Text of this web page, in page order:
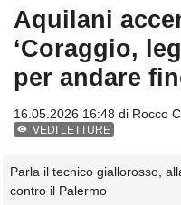
Aquilani
‘Coraggio,
per andare
16.05.2026 16:48 di Rocco
VEDI LETTURE
Parla il tecnico giallorosso,
contro il Palermo